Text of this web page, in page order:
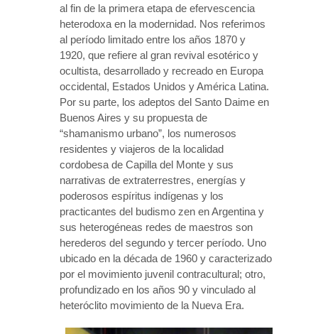
al fin de la primera etapa de efervescencia
heterodoxa en la modernidad. Nos referimos
al período limitado entre los años 1870 y
1920, que refiere al gran revival esotérico y
ocultista, desarrollado y recreado en Europa
occidental, Estados Unidos y América Latina.
Por su parte, los adeptos del Santo Daime en
Buenos Aires y su propuesta de
“shamanismo urbano”, los numerosos
residentes y viajeros de la localidad
cordobesa de Capilla del Monte y sus
narrativas de extraterrestres, energías y
poderosos espíritus indígenas y los
practicantes del budismo zen en Argentina y
sus heterogéneas redes de maestros son
herederos del segundo y tercer período. Uno
ubicado en la década de 1960 y caracterizado
por el movimiento juvenil contracultural; otro,
profundizado en los años 90 y vinculado al
heteróclito movimiento de la Nueva Era.